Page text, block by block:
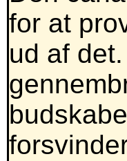
for at
ud af